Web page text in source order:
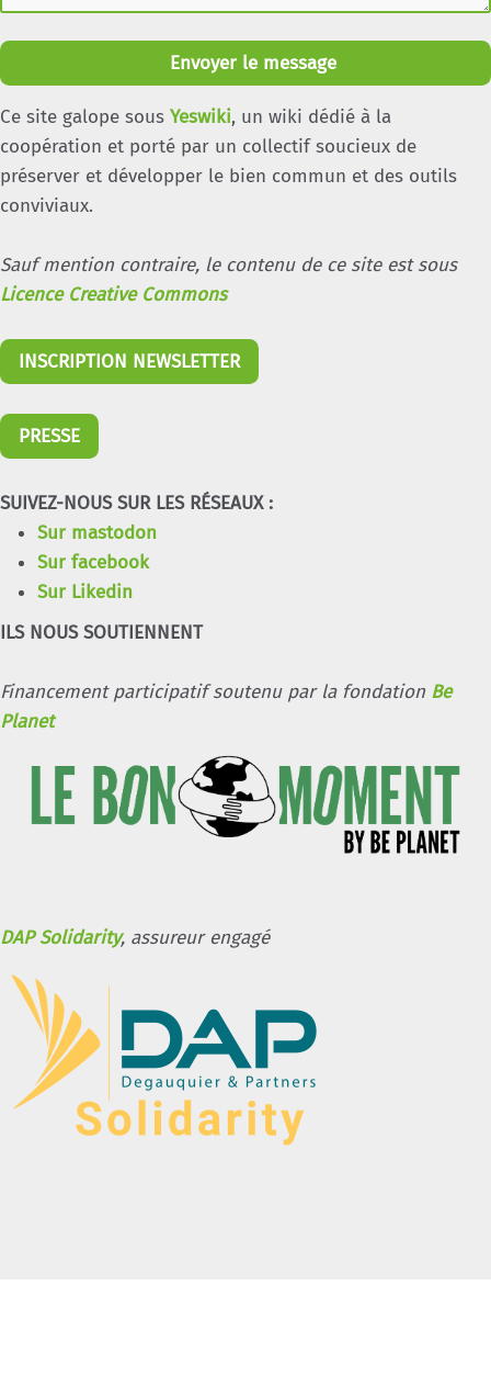
Envoyer le message
Ce site galope sous Yeswiki, un wiki dédié à la
coopération et porté par un collectif soucieux de
préserver et développer le bien commun et des outils
conviviaux.
Sauf mention contraire, le contenu de ce site est sous
Licence Creative Commons
INSCRIPTION NEWSLETTER
PRESSE
SUIVEZ-NOUS SUR LES RÉSEAUX :
Sur mastodon
Sur facebook
Sur Likedin
ILS NOUS SOUTIENNENT
Financement participatif soutenu par la fondation Be
Planet
DAP Solidarity, assureur engagé